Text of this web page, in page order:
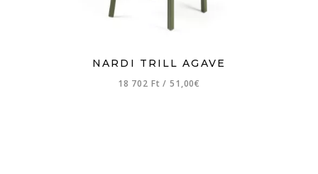
NARDI TRILL AGAVE
18 702 Ft/ 51,00€